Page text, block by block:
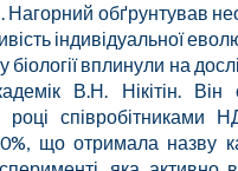
обґрунтував
індивідуальної
вплинули на
В.Н. Нікітін.
співробітниками
що отримала назву